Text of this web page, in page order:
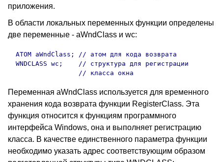
приложения.
В области локальных переменных функции определены
две переменные - aWndClass и wc:
  ATOM aWndClass; // атом для кода возврата
  WNDCLASS wc;    // структура для регистрации
                  // класса окна
Переменная aWndClass используется для временного
хранения кода возврата функции RegisterClass. Эта
функция относится к функциям программного
интерфейса Windows, она и выполняет регистрацию
класса. В качестве единственного параметра функции
необходимо указать адрес соответствующим образом